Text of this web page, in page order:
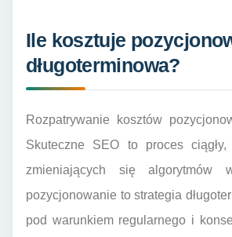
Ile kosztuje
długoterminowa?
Rozpatrywanie kosztów
Skuteczne SEO to proces
zmieniających się algorytmów
pozycjonowanie to strategia
pod warunkiem regularnego i